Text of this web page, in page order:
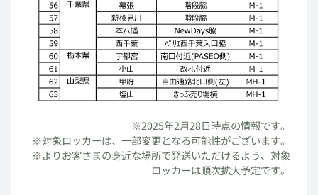
※2025年2月28日時点の情報です。
※対象ロッカーは、一部変更となる可能性がございます。
※よりお客さまの身近な場所で発送いただけるよう、対象
ロッカーは順次拡大予定です。